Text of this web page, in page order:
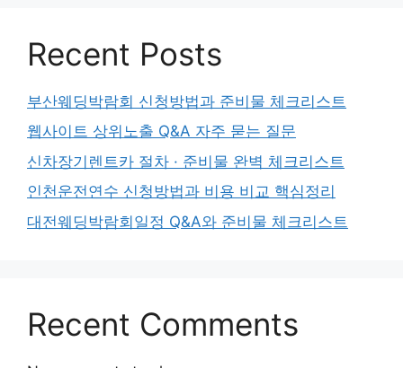
Recent Posts
부산웨딩박람회 신청방법과 준비물 체크리스트
웹사이트 상위노출 Q&A 자주 묻는 질문
신차장기렌트카 절차 · 준비물 완벽 체크리스트
인천운전연수 신청방법과 비용 비교 핵심정리
대전웨딩박람회일정 Q&A와 준비물 체크리스트
Recent Comments